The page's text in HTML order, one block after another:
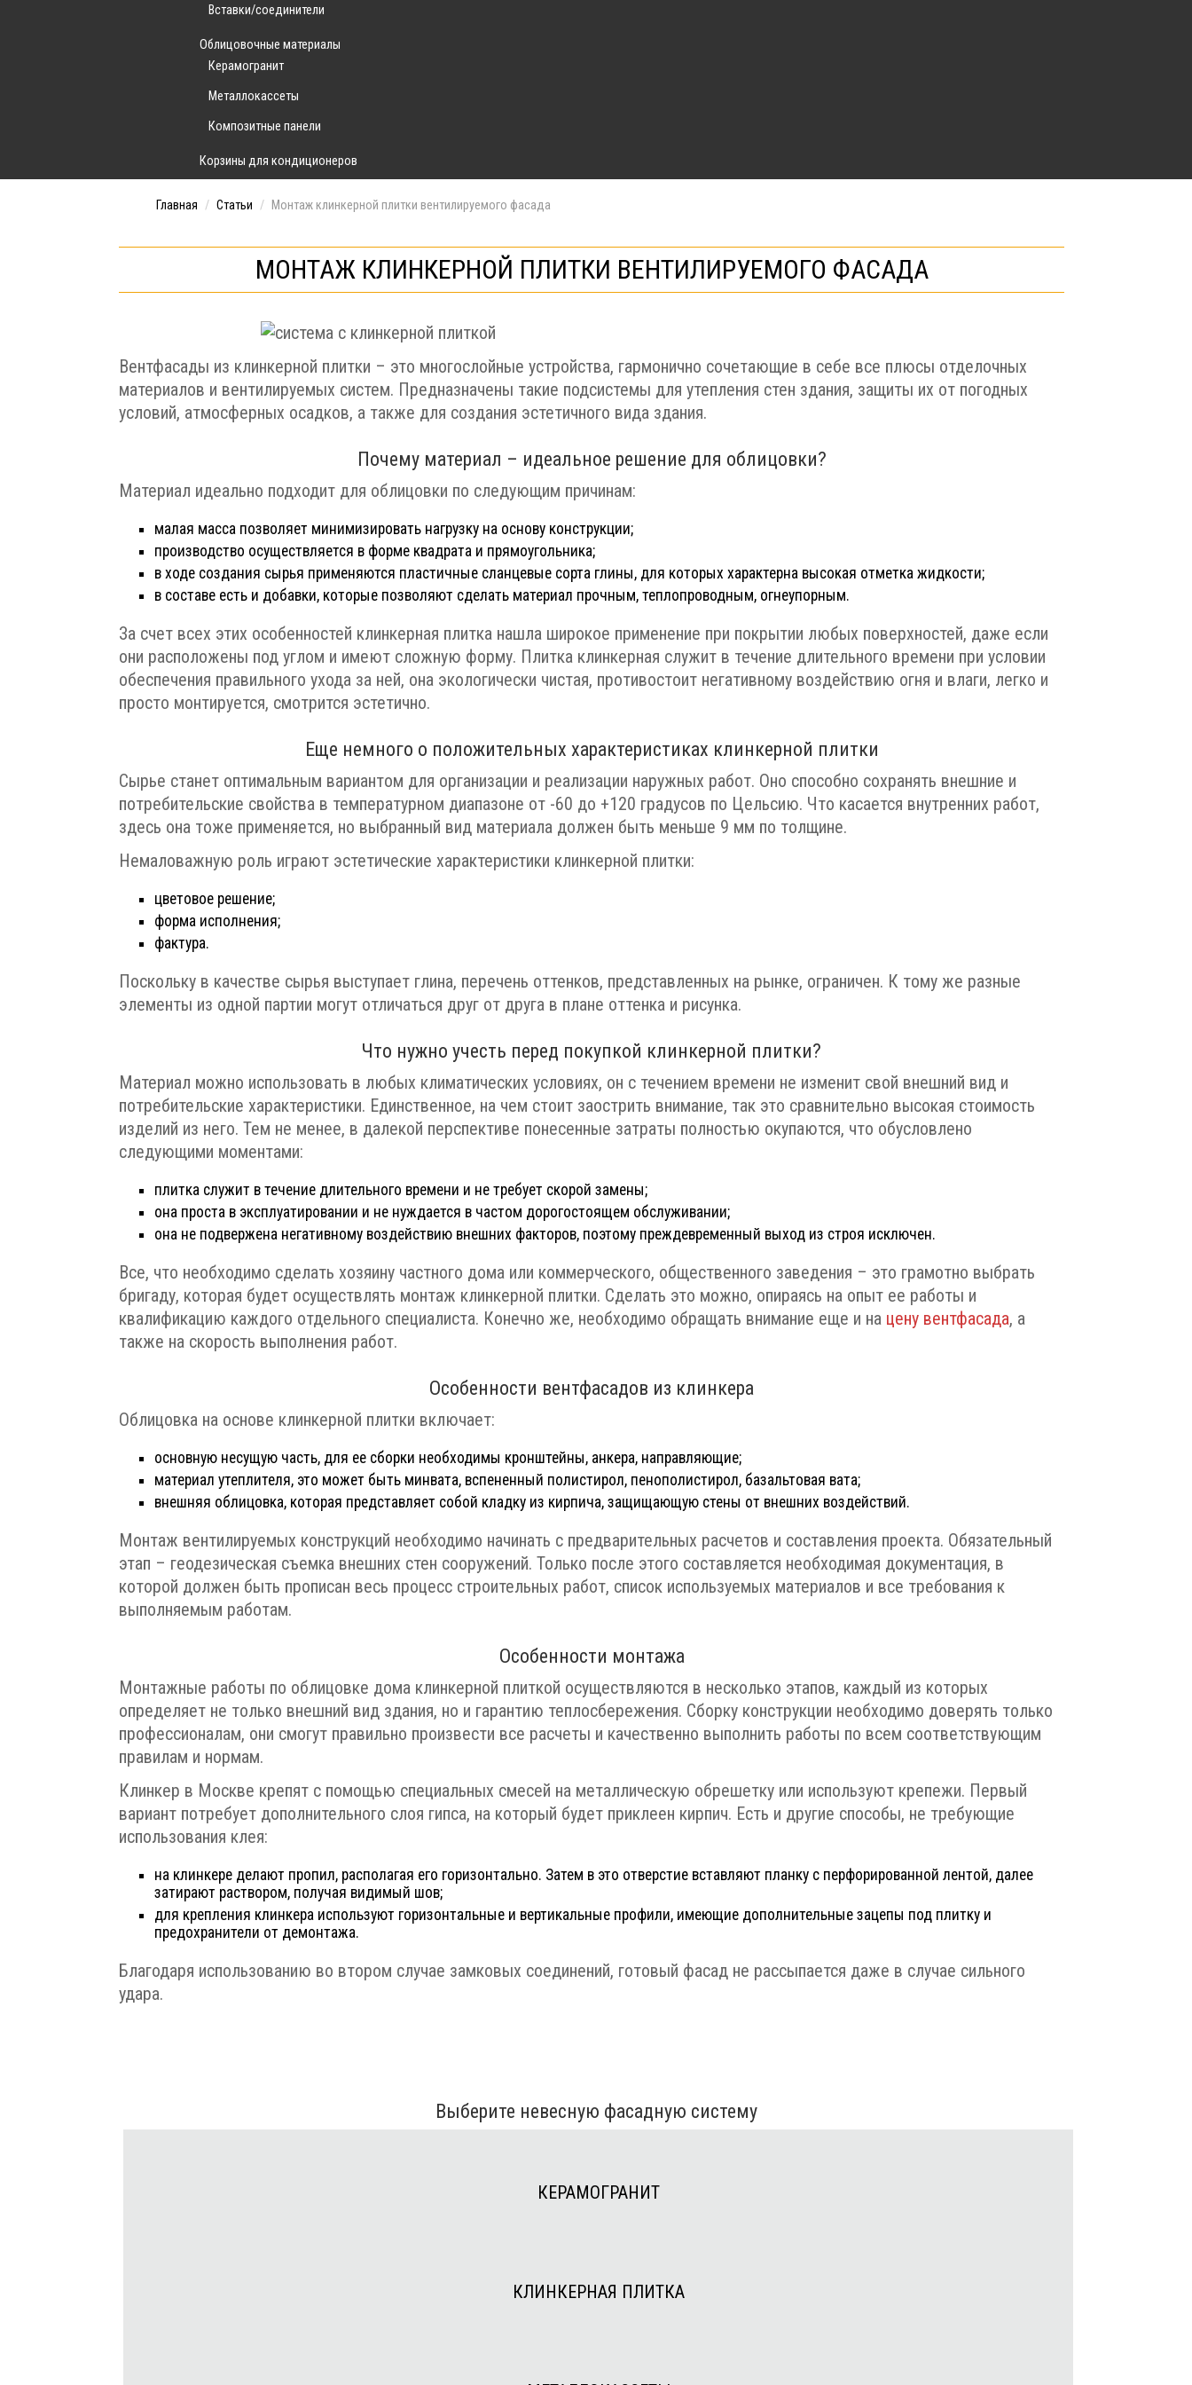
Вставки/соединители
Облицовочные материалы
Керамогранит
Металлокассеты
Композитные панели
Корзины для кондиционеров
Главная / Статьи / Монтаж клинкерной плитки вентилируемого фасада
МОНТАЖ КЛИНКЕРНОЙ ПЛИТКИ ВЕНТИЛИРУЕМОГО ФАСАДА
Вентфасады из клинкерной плитки – это многослойные устройства, гармонично сочетающие в себе все плюсы отделочных
материалов и вентилируемых систем. Предназначены такие подсистемы для утепления стен здания, защиты их от погодных
условий, атмосферных осадков, а также для создания эстетичного вида здания.
Почему материал – идеальное решение для облицовки?
Материал идеально подходит для облицовки по следующим причинам:
малая масса позволяет минимизировать нагрузку на основу конструкции;
производство осуществляется в форме квадрата и прямоугольника;
в ходе создания сырья применяются пластичные сланцевые сорта глины, для которых характерна высокая отметка жидкости;
в составе есть и добавки, которые позволяют сделать материал прочным, теплопроводным, огнеупорным.
За счет всех этих особенностей клинкерная плитка нашла широкое применение при покрытии любых поверхностей, даже если
они расположены под углом и имеют сложную форму. Плитка клинкерная служит в течение длительного времени при условии
обеспечения правильного ухода за ней, она экологически чистая, противостоит негативному воздействию огня и влаги, легко и
просто монтируется, смотрится эстетично.
Еще немного о положительных характеристиках клинкерной плитки
Сырье станет оптимальным вариантом для организации и реализации наружных работ. Оно способно сохранять внешние и
потребительские свойства в температурном диапазоне от -60 до +120 градусов по Цельсию. Что касается внутренних работ,
здесь она тоже применяется, но выбранный вид материала должен быть меньше 9 мм по толщине.
Немаловажную роль играют эстетические характеристики клинкерной плитки:
цветовое решение;
форма исполнения;
фактура.
Поскольку в качестве сырья выступает глина, перечень оттенков, представленных на рынке, ограничен. К тому же разные
элементы из одной партии могут отличаться друг от друга в плане оттенка и рисунка.
Что нужно учесть перед покупкой клинкерной плитки?
Материал можно использовать в любых климатических условиях, он с течением времени не изменит свой внешний вид и
потребительские характеристики. Единственное, на чем стоит заострить внимание, так это сравнительно высокая стоимость
изделий из него. Тем не менее, в далекой перспективе понесенные затраты полностью окупаются, что обусловлено
следующими моментами:
плитка служит в течение длительного времени и не требует скорой замены;
она проста в эксплуатировании и не нуждается в частом дорогостоящем обслуживании;
она не подвержена негативному воздействию внешних факторов, поэтому преждевременный выход из строя исключен.
Все, что необходимо сделать хозяину частного дома или коммерческого, общественного заведения – это грамотно выбрать
бригаду, которая будет осуществлять монтаж клинкерной плитки. Сделать это можно, опираясь на опыт ее работы и
квалификацию каждого отдельного специалиста. Конечно же, необходимо обращать внимание еще и на цену вентфасада, а
также на скорость выполнения работ.
Особенности вентфасадов из клинкера
Облицовка на основе клинкерной плитки включает:
основную несущую часть, для ее сборки необходимы кронштейны, анкера, направляющие;
материал утеплителя, это может быть минвата, вспененный полистирол, пенополистирол, базальтовая вата;
внешняя облицовка, которая представляет собой кладку из кирпича, защищающую стены от внешних воздействий.
Монтаж вентилируемых конструкций необходимо начинать с предварительных расчетов и составления проекта. Обязательный
этап – геодезическая съемка внешних стен сооружений. Только после этого составляется необходимая документация, в
которой должен быть прописан весь процесс строительных работ, список используемых материалов и все требования к
выполняемым работам.
Особенности монтажа
Монтажные работы по облицовке дома клинкерной плиткой осуществляются в несколько этапов, каждый из которых
определяет не только внешний вид здания, но и гарантию теплосбережения. Сборку конструкции необходимо доверять только
профессионалам, они смогут правильно произвести все расчеты и качественно выполнить работы по всем соответствующим
правилам и нормам.
Клинкер в Москве крепят с помощью специальных смесей на металлическую обрешетку или используют крепежи. Первый
вариант потребует дополнительного слоя гипса, на который будет приклеен кирпич. Есть и другие способы, не требующие
использования клея:
на клинкере делают пропил, располагая его горизонтально. Затем в это отверстие вставляют планку с перфорированной лентой, далее
затирают раствором, получая видимый шов;
для крепления клинкера используют горизонтальные и вертикальные профили, имеющие дополнительные зацепы под плитку и
предохранители от демонтажа.
Благодаря использованию во втором случае замковых соединений, готовый фасад не рассыпается даже в случае сильного
удара.
Выберите невесную фасадную систему
КЕРАМОГРАНИТ
КЛИНКЕРНАЯ ПЛИТКА